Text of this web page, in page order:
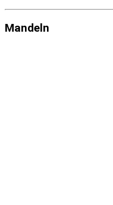
Mandeln